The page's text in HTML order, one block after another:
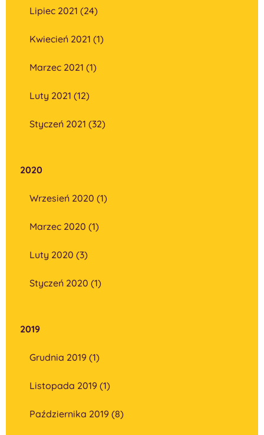
Lipiec 2021 (24)
Kwiecień 2021 (1)
Marzec 2021 (1)
Luty 2021 (12)
Styczeń 2021 (32)
2020
Wrzesień 2020 (1)
Marzec 2020 (1)
Luty 2020 (3)
Styczeń 2020 (1)
2019
Grudnia 2019 (1)
Listopada 2019 (1)
Października 2019 (8)